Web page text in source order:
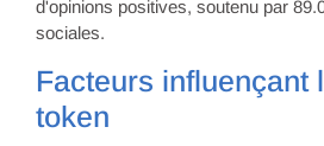
d'opinions positives, soutenu par
sociales.
Facteurs influençant
token